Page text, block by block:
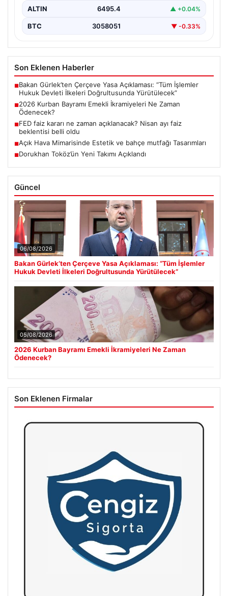
ALTIN 6495.4 ▲ +0.04%
BTC 3058051 ▼ -0.33%
Son Eklenen Haberler
■Bakan Gürlek’ten Çerçeve Yasa Açıklaması: “Tüm İşlemler
Hukuk Devleti İlkeleri Doğrultusunda Yürütülecek”
■2026 Kurban Bayramı Emekli İkramiyeleri Ne Zaman
Ödenecek?
■FED faiz kararı ne zaman açıklanacak? Nisan ayı faiz
beklentisi belli oldu
■Açık Hava Mimarisinde Estetik ve bahçe mutfağı Tasarımları
■Dorukhan Toköz’ün Yeni Takımı Açıklandı
Güncel
06/08/2026
Bakan Gürlek’ten Çerçeve Yasa Açıklaması: “Tüm İşlemler
Hukuk Devleti İlkeleri Doğrultusunda Yürütülecek”
05/08/2026
2026 Kurban Bayramı Emekli İkramiyeleri Ne Zaman
Ödenecek?
Son Eklenen Firmalar